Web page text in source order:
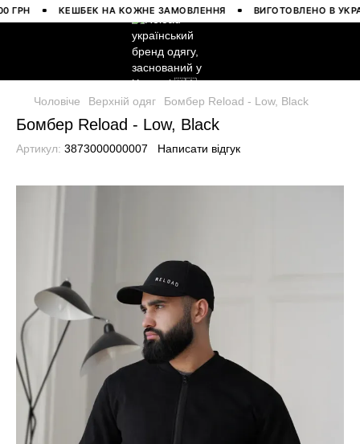
КЕШБЕК НА КОЖНЕ ЗАМОВЛЕННЯ ВИГОТОВЛЕНО В УКРАЇНІ
Чоловіче Верхній одяг Бомбер Reload - Low, Black
Бомбер Reload - Low, Black
Артикул: 3873000000007 Написати відгук